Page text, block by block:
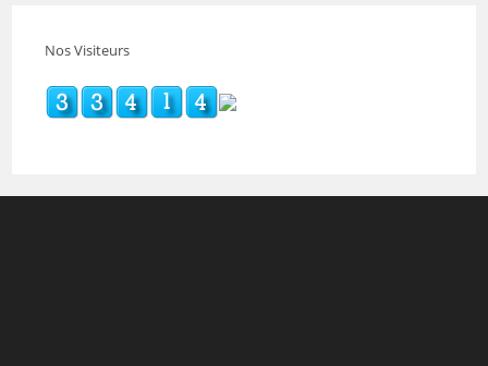
Nos Visiteurs